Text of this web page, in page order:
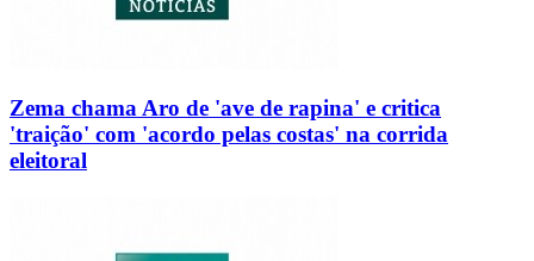
Zema chama Aro de 'ave de rapina' e critica
'traição' com 'acordo pelas costas' na corrida
eleitoral